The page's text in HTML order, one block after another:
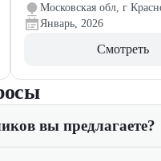
Московская обл, г
Январь, 2026
Смотреть
вы предлагаете?
мини-погрузчиков от